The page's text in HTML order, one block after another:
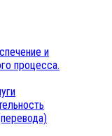
и
процесса.